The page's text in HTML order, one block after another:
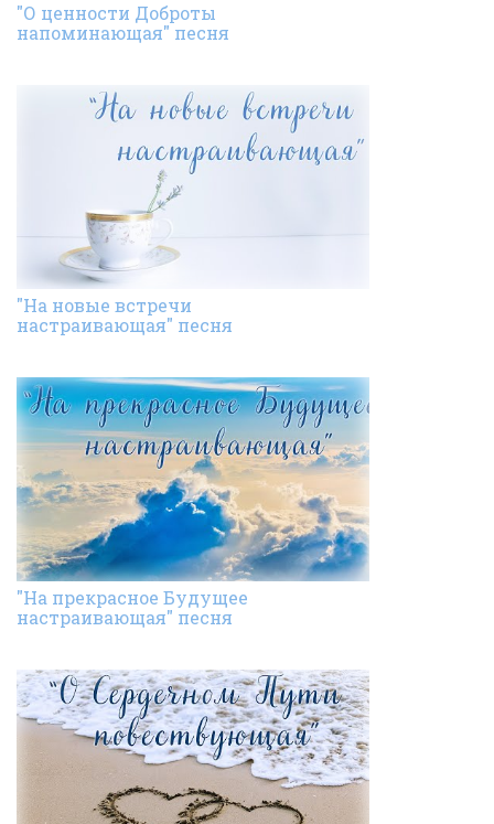
"О ценности Доброты
напоминающая" песня
"На новые встречи
настраивающая" песня
"На прекрасное Будущее
настраивающая" песня